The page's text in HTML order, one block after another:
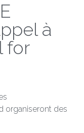
à
for
organiseront des